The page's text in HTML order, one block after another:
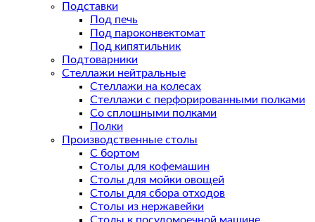
Подставки
Под печь
Под пароконвектомат
Под кипятильник
Подтоварники
Стеллажи нейтральные
Стеллажи на колесах
Стеллажи с перфорированными полками
Со сплошными полками
Полки
Производственные столы
С бортом
Столы для кофемашин
Столы для мойки овощей
Столы для сбора отходов
Столы из нержавейки